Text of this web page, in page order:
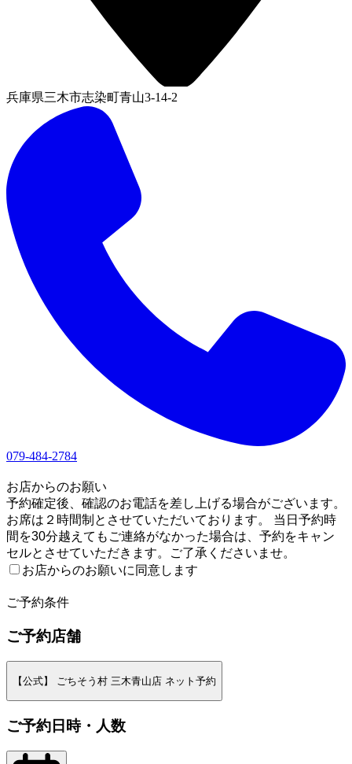
兵庫県三木市志染町青山3-14-2
079-484-2784
お店からのお願い
予約確定後、確認のお電話を差し上げる場合がございます。
お席は２時間制とさせていただいております。 当日予約時
間を30分越えてもご連絡がなかった場合は、予約をキャン
セルとさせていただきます。ご了承くださいませ。
お店からのお願いに同意します
ご予約条件
ご予約店舗
【公式】 ごちそう村 三木青山店 ネット予約
ご予約日時・人数